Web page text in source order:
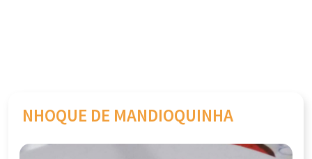
NHOQUE DE MANDIOQUINHA